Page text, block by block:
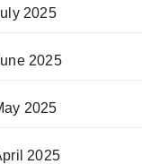
2025
2025
2025
2025